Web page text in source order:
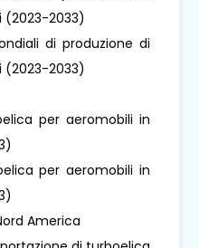
(2023-2033)
di produzione di
(2023-2033)
per aeromobili in
per aeromobili in
America